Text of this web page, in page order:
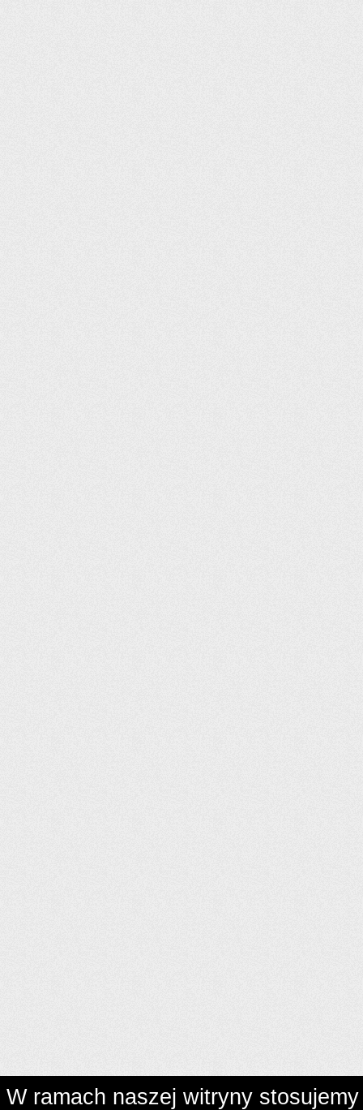
W ramach naszej witryny